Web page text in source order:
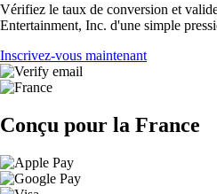
Vérifiez le taux de conversion et
Entertainment, Inc. d'une simple
Inscrivez-vous maintenant
Conçu pour la France